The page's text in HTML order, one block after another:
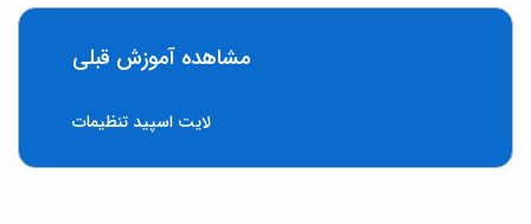
مشاهده آموزش قبلی
لایت اسپید تنظیمات